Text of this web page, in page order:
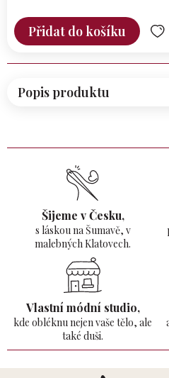
cena:
Přidat do košíku
Popis produktu
Šijeme v Česku,
s láskou na Šumavě, v
malebných Klatovech.
Vlastní módní studio,
kde obléknu nejen vaše tělo, ale
také duši.